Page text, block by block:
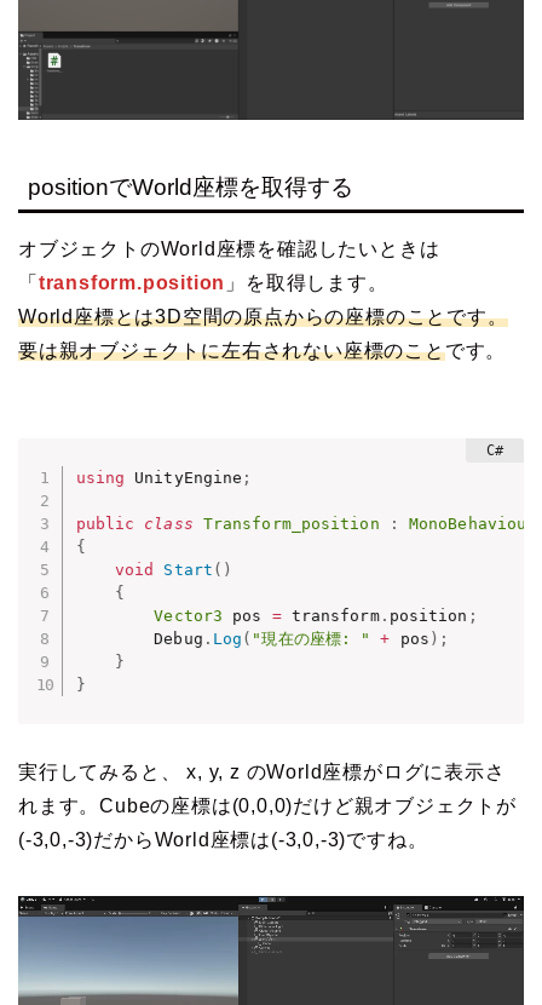
positionでWorld座標を取得する
オブジェクトのWorld座標を確認したいときは
「 transform.position 」を取得します。
World座標とは3D空間の原点からの座標のことです。
要は親オブジェクトに左右されない座標のことです。
using UnityEngine ;
public class Transform_position :
MonoBehaviour
{
void
Start ( )
{
Vector3 pos = transform. position ;
        Debug
. Log ( "現在の座標: " + pos ) ;
}
}
実行してみると、 x, y, z のWorld座標がログに表示さ
れます。Cubeの座標は(0,0,0)だけど親オブジェクトが
(-3,0,-3)だからWorld座標は(-3,0,-3)ですね。